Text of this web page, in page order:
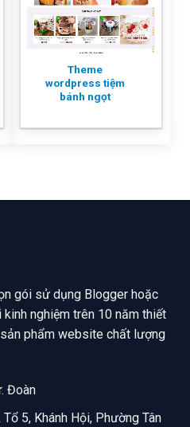
Theme
wordpress tiệm
bánh ngọt
gói sử dụng Blogger hoặc
nghiệm trên 10 năm thiết
phẩm website chất lượng
Đoàn
5, Khánh Hội, Phường Tân